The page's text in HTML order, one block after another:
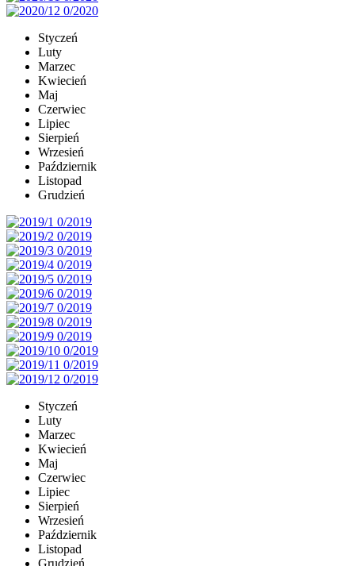
Styczeń
Luty
Marzec
Kwiecień
Maj
Czerwiec
Lipiec
Sierpień
Wrzesień
Październik
Listopad
Grudzień
Styczeń
Luty
Marzec
Kwiecień
Maj
Czerwiec
Lipiec
Sierpień
Wrzesień
Październik
Listopad